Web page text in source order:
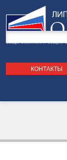
поискаКОНТАКТЫ